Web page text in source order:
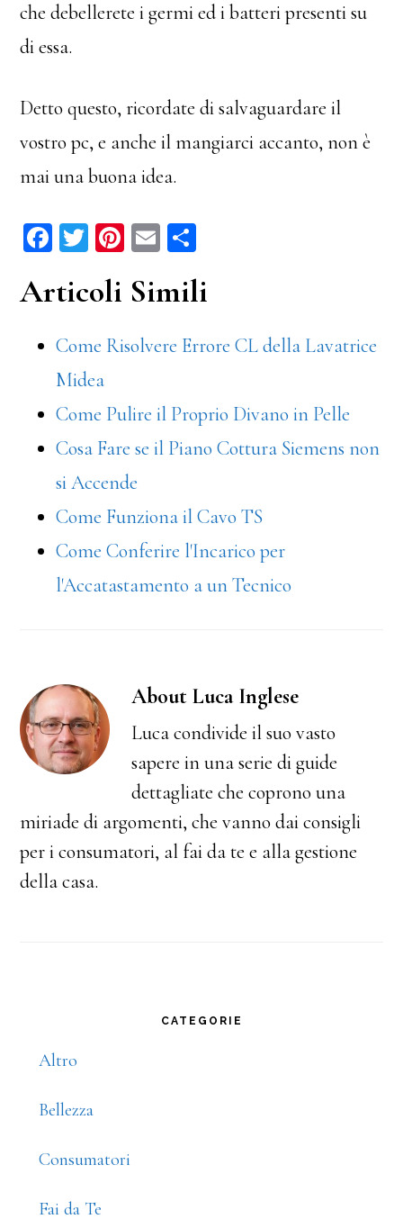
che debellerete i germi ed i batteri presenti su
di essa.
Detto questo, ricordate di salvaguardare il
vostro pc, e anche il mangiarci accanto, non è
mai una buona idea.
Fa
bo
T
tt
Pi
er
t
E
ail di
di
Articoli Simili
Come Risolvere Errore CL della Lavatrice
Midea
Come Pulire il Proprio Divano in Pelle
Cosa Fare se il Piano Cottura Siemens non
si Accende
Come Funziona il Cavo TS
Come Conferire l'Incarico per
l'Accatastamento a un Tecnico
AboutLuca Inglese
Luca condivide il suo vasto
sapere in una serie di guide
dettagliate che coprono una
miriade di argomenti, che vanno dai consigli
per i consumatori, al fai da te e alla gestione
della casa.
Sidebar
CATEGORIE
Altro
Bellezza
Consumatori
Fai da Te